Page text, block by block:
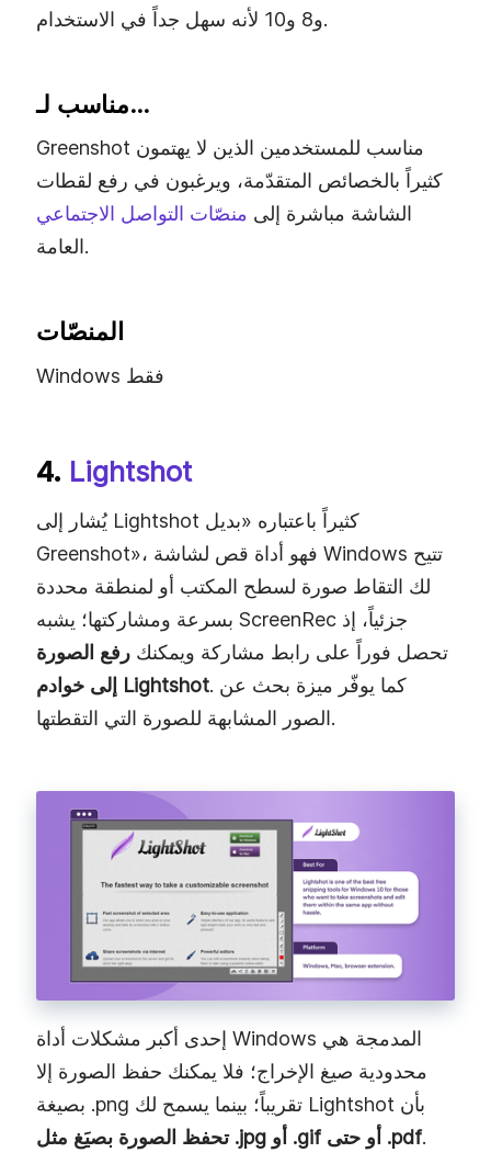
و8 و10 لأنه سهل جداً في الاستخدام.
مناسب لـ…
Greenshot مناسب للمستخدمين الذين لا يهتمون
كثيراً بالخصائص المتقدّمة، ويرغبون في رفع لقطات
الشاشة مباشرة إلى منصّات التواصل الاجتماعي
العامة.
المنصّات
Windows فقط
4. Lightshot
يُشار إلى Lightshot كثيراً باعتباره «بديل
Greenshot»، فهو أداة قص لشاشة Windows تتيح
لك التقاط صورة لسطح المكتب أو لمنطقة محددة
بسرعة ومشاركتها؛ يشبه ScreenRec جزئياً، إذ
تحصل فوراً على رابط مشاركة ويمكنك رفع الصورة
إلى خوادم Lightshot. كما يوفّر ميزة بحث عن
الصور المشابهة للصورة التي التقطتها.
إحدى أكبر مشكلات أداة Windows المدمجة هي
محدودية صيغ الإخراج؛ فلا يمكنك حفظ الصورة إلا
بصيغة ‎.png تقريباً؛ بينما يسمح لك Lightshot بأن
تحفظ الصورة بصيَغ مثل ‎.jpg أو ‎.gif أو حتى ‎.pdf.